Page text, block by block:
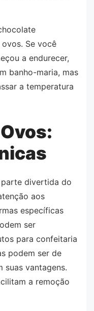
Se você
a endurecer,
banho-maria, mas
a temperatura
parte divertida do
aos
específicas
ser
para confeitaria
podem ser de
suas vantagens.
a remoção